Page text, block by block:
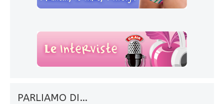
PARLIAMO DI…